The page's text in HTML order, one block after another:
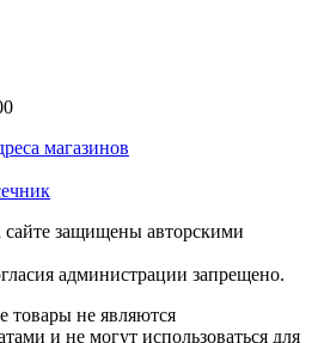
магазинов
защищены авторскими
администрации запрещено.
товары не являются
и не могут использоваться для